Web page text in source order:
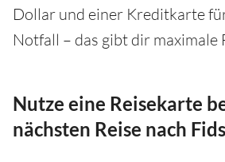
Dollar und einer Kreditkarte
Notfall – das gibt dir maximale
Nutze eine Reisekarte
nächsten Reise nach